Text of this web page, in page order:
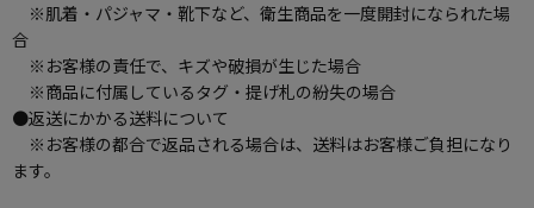
※肌着・パジャマ・靴下など、衛生商品を一度開封になられた場
合
※お客様の責任で、キズや破損が生じた場合
※商品に付属しているタグ・提げ札の紛失の場合
●返送にかかる送料について
※お客様の都合で返品される場合は、送料はお客様ご負担になり
ます。